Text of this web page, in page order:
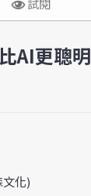
試閱
AI更聰
化)